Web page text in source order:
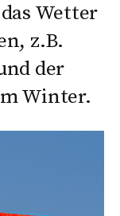
Wetter
z.B.
der
Winter.